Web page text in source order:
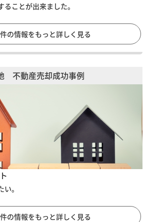
ことが出来ました。
の情報をもっと詳しく見る
不動産売却成功事例
。
の情報をもっと詳しく見る